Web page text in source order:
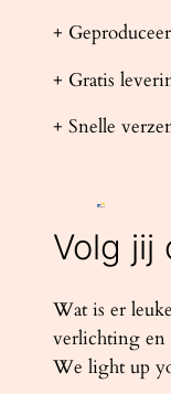
+
+ Gratis
+ Snelle
Volg jij
Wat is er
verlichting en
We light up